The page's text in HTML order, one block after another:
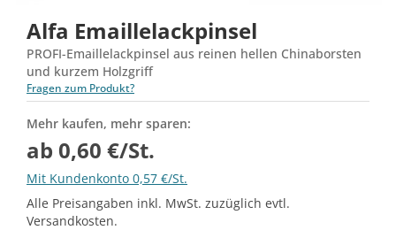
Alfa Emaillelackpinsel
PROFI-Emaillelackpinsel aus reinen hellen Chinaborsten
und kurzem Holzgriff
Fragen zum Produkt?
Mehr kaufen, mehr sparen:
ab 0,60 €/St.
Mit Kundenkonto 0,57 €/St.
Alle Preisangaben inkl. MwSt. zuzüglich evtl.
Versandkosten.